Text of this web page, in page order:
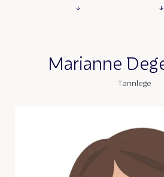
Marianne
Tannlege